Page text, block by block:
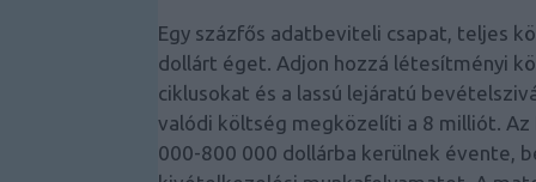
Egy százfős adatbeviteli csapat, teljes
dollárt éget. Adjon hozzá létesítményi
ciklusokat és a lassú lejáratú
valódi költség megközelíti a 8 milliót.
000-800 000 dollárba kerülnek évente,